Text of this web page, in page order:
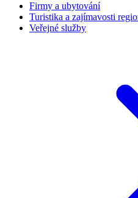
Firmy a ubytování
Turistika a zajímavosti
Veřejné služby